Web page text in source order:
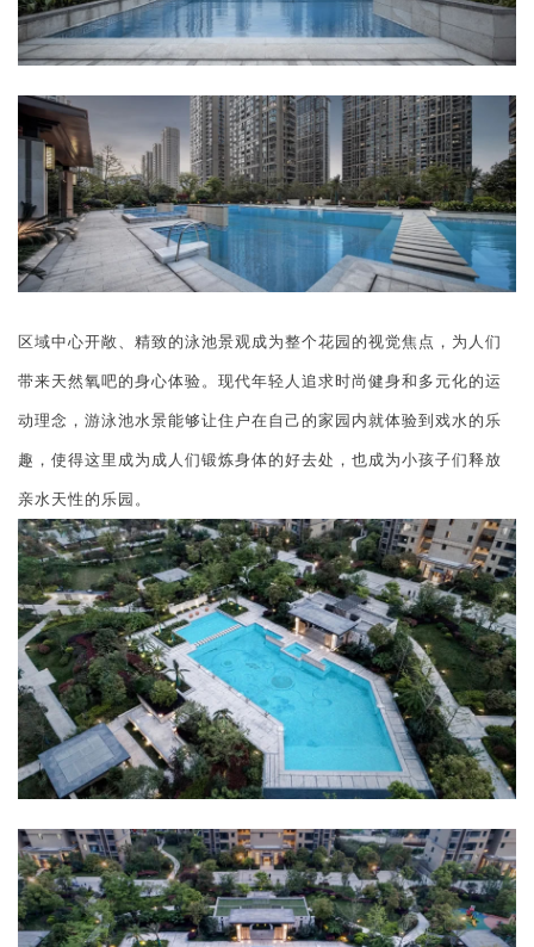
区域中心开敞、精致的泳池景观成为整个花园的视觉焦点，为人们
带来天然氧吧的身心体验。现代年轻人追求时尚健身和多元化的运
动理念，游泳池水景能够让住户在自己的家园内就体验到戏水的乐
趣，使得这里成为成人们锻炼身体的好去处，也成为小孩子们释放
亲水天性的乐园。